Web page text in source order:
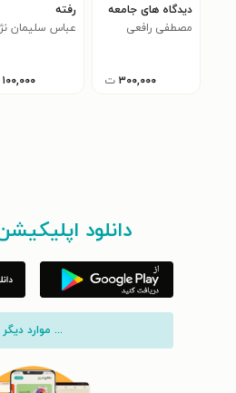
دیدگاه های جامعه
شناختی، سیاسی و
مصطفی رافعی
۳۰۰,۰۰۰ ت
رفته
عباس سلیمان
۱۰۰,۰۰۰
دانلود
... موارد دیگر